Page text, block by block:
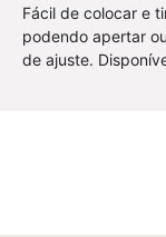
Fácil de colocar e
podendo apertar
de ajuste.